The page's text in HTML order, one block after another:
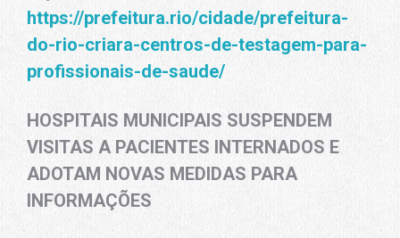
https://prefeitura.rio/cidade/prefeitura-
do-rio-criara-centros-de-testagem-para-
profissionais-de-saude/
HOSPITAIS MUNICIPAIS SUSPENDEM
VISITAS A PACIENTES INTERNADOS E
ADOTAM NOVAS MEDIDAS PARA
INFORMAÇÕES